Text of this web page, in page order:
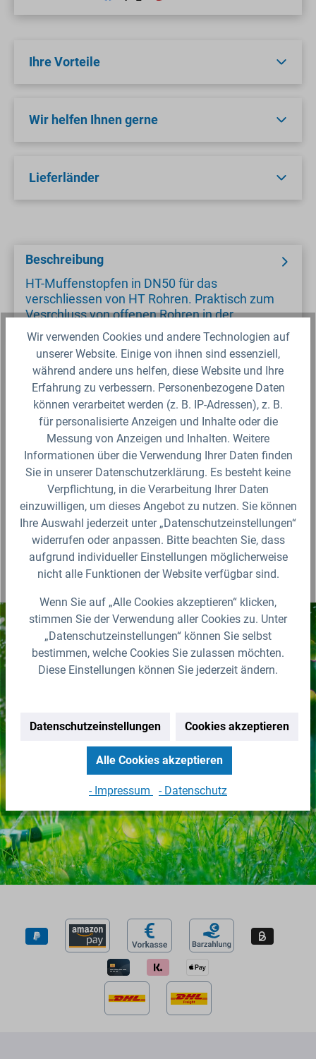
Ihre Vorteile
Wir helfen Ihnen gerne
Lieferländer
Beschreibung
HT-Muffenstopfen in DN50 für das
verschliessen von HT Rohren. Praktisch zum
Vesrchluss von offenen Rohren in der
Bewässerung…
Deckelgröße
Sicherheitsdatenblatt
Fragen zum Artikel?
Produktbewertungen
Nichts mehr verpassen!
Erhalten Sie erstklassige
Zur Newsletter Anmeldung
Wir verwenden Cookies und andere Technologien auf
unserer Website. Einige von ihnen sind essenziell,
während andere uns helfen, diese Website und Ihre
Erfahrung zu verbessern. Personenbezogene Daten
können verarbeitet werden (z. B. IP-Adressen), z. B.
für personalisierte Anzeigen und Inhalte oder die
Messung von Anzeigen und Inhalten. Weitere
Informationen über die Verwendung Ihrer Daten finden
Sie in unserer Datenschutzerklärung. Es besteht keine
Verpflichtung, in die Verarbeitung Ihrer Daten
einzuwilligen, um dieses Angebot zu nutzen. Sie können
Ihre Auswahl jederzeit unter „Datenschutzeinstellungen“
widerrufen oder anpassen. Bitte beachten Sie, dass
aufgrund individueller Einstellungen möglicherweise
nicht alle Funktionen der Website verfügbar sind.
Wenn Sie auf „Alle Cookies akzeptieren“ klicken,
stimmen Sie der Verwendung aller Cookies zu. Unter
„Datenschutzeinstellungen“ können Sie selbst
bestimmen, welche Cookies Sie zulassen möchten.
Diese Einstellungen können Sie jederzeit ändern.
Datenschutzeinstellungen Cookies akzeptieren
Alle Cookies akzeptieren
- Impressum - Datenschutz